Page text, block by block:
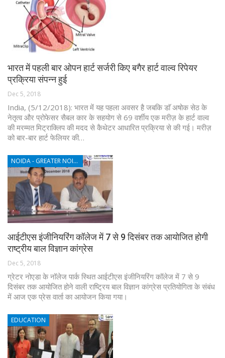
भारत में पहली बार ओपन हार्ट सर्जरी किए बगैर हार्ट वाल्व रिपेयर
प्रक्रिया संपन्न हुई
Dec 5, 2018
India, (5/12/2018): भारत में यह पहला अवसर है जबकि डाॅ अषोक सेठ के
नेतृत्व और प्रोफेसर सैबल कार के सहयोग से 69 वर्शीय एक मरीज़ के हार्ट वाल्व
की मरम्मत मिट्राक्लिप की मदद से कैथेटर आधारित प्रक्रिया से की गई। मरीज़
को बार-बार हार्ट फेलियर की…
NOIDA - GREATER NOIDA - YAMUNA EXPRESSWAY
आईटीएस इंजीनियरिंग कॉलेज में 7 से 9 दिसंबर तक आयोजित होगी
राष्ट्रीय बाल विज्ञान कांग्रेस
Dec 5, 2018
ग्रेटर नोएडा के नॉलेज पार्क स्थित आईटीएस इंजीनियरिंग कॉलेज में 7 से 9
दिसंबर तक आयोजित होने वाली राष्ट्रिय बाल विज्ञान कांग्रेस प्रतियोगिता के संबंध
में आज एक प्रेस वार्ता का आयोजन किया गया।
EDUCATION